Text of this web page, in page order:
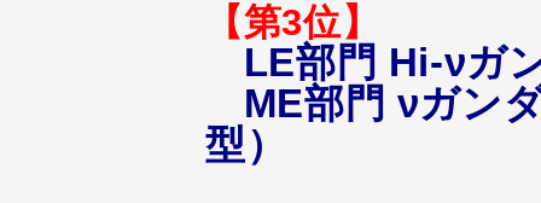
【第3位】
LE部門 Hi-νガ
ME部門 νガン
型）